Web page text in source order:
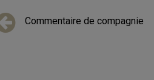
Commentaire de compagnie